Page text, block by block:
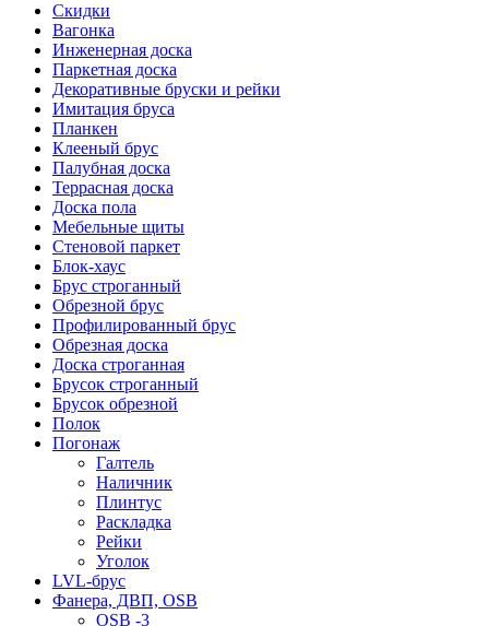
Скидки
Вагонка
Инженерная доска
Паркетная доска
Декоративные бруски и рейки
Имитация бруса
Планкен
Клееный брус
Палубная доска
Террасная доска
Доска пола
Мебельные щиты
Стеновой паркет
Блок-хаус
Брус строганный
Обрезной брус
Профилированный брус
Обрезная доска
Доска строганная
Брусок строганный
Брусок обрезной
Полок
Погонаж
Галтель
Наличник
Плинтус
Раскладка
Рейки
Уголок
LVL-брус
Фанера, ДВП, OSB
OSB -3